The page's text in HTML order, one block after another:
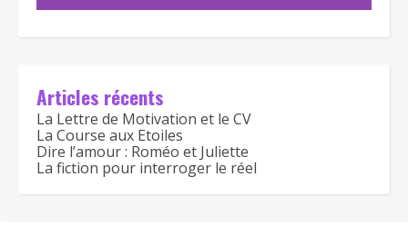
Articles récents
La Lettre de Motivation et le CV
La Course aux Etoiles
Dire l’amour : Roméo et Juliette
La fiction pour interroger le réel